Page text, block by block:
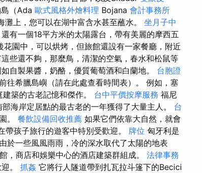
（Ada 歐式風格外燴料理 Bojana 會計事務所
上，您可以在湖中富含水甚至蘸水。 坐月子中
有一個18平方米的太陽露台，帶有美麗的摩西五
花園中，可以烘烤，但旅館還設有一家餐廳，附近
些還不夠，那麼鳥，清潔的空氣，春水和松鼠等
自製果醬，奶酪，優質葡萄酒和白蘭地。 台胞證
往希臘島嶼（請在此處查看時間表）。 例如，塞
築的古老記憶和傑作。 台中平價按摩服務 福尼
海岸定居點的最古老的一年獲得了大量主人。 台
。 餐飲設備回收推薦 如果它們依靠大自然，就會
帶孩子旅行的遊客中特別受歡迎。 牌位 匈牙利是
於一些風風雨雨，冷的深水取代了太陽的地表
，商店和娛樂中心的酒店建築群組成。 法律事務
。 抓姦 它將行人隧道帶到扎瓦拉斗篷下的Becici